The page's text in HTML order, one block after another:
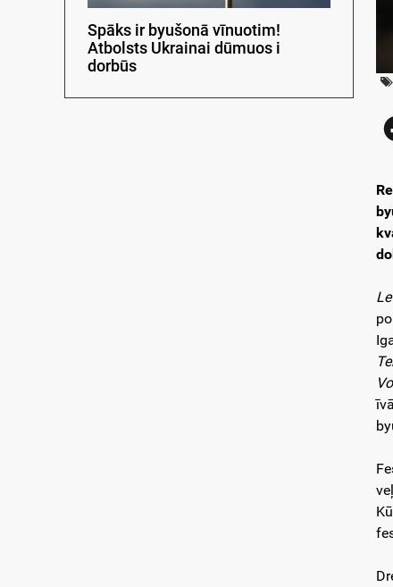
Spāks ir byušonā vīnuotim!
Atbolsts Ukrainai dūmuos i
dorbūs